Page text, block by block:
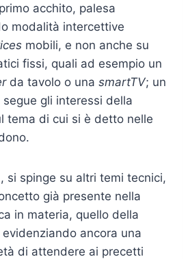
acchito, palesa
modalità intercettive
mobili, e non anche su
fissi, quali ad esempio un
da tavolo o una smartTV; un
gli interessi della
tema di cui si è detto nelle
si spinge su altri temi tecnici,
già presente nella
in materia, quello della
evidenziando ancora una
di attendere ai precetti